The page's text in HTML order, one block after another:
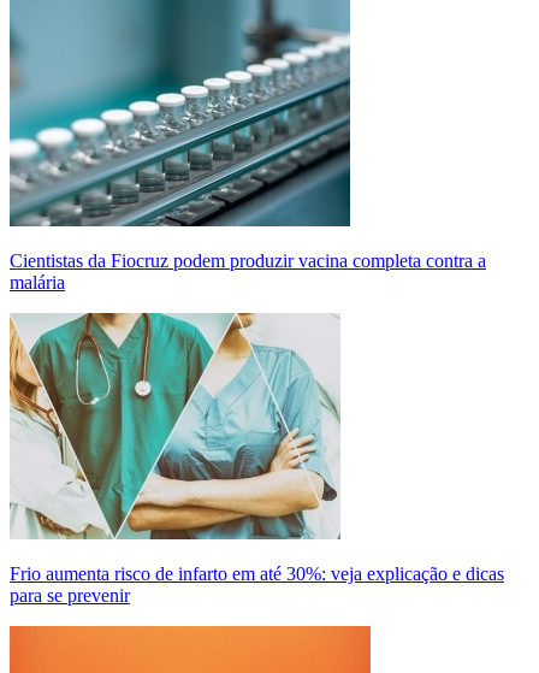
Cientistas da Fiocruz podem produzir vacina completa contra a
malária
Frio aumenta risco de infarto em até 30%: veja explicação e dicas
para se prevenir